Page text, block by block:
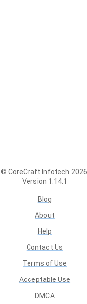
© CoreCraft Infotech 2026
Version 1.14.1
Blog
About
Help
Contact Us
Terms of Use
Acceptable Use
DMCA